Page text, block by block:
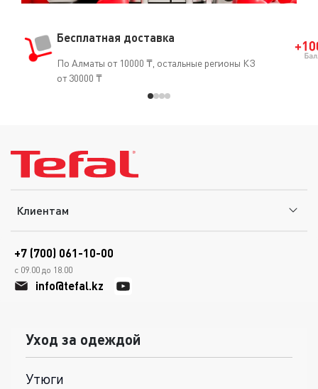
Бесплатная доставка
По Алматы от 10000 ₸, остальные регионы КЗ
от 30000 ₸
Клиентам
+7 (700) 061-10-00
с 09.00 до 18.00
info@tefal.kz
Уход за одеждой
Утюги